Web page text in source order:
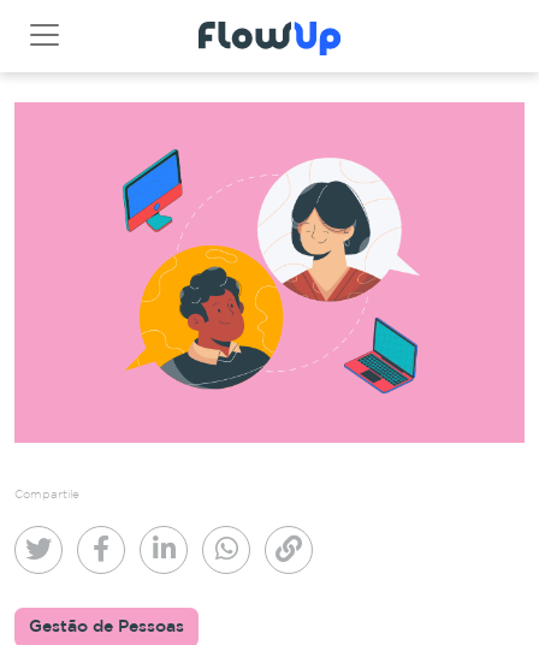
Compartile
Gestão de Pessoas